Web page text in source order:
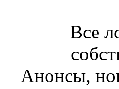
Все
Анонсы,